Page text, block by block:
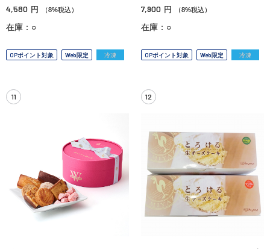
4,580 円 （8%税込）
在庫：○
OPポイント対象 Web限定 冷凍
7,900 円 （8%税込）
在庫：○
OPポイント対象 Web限定 冷凍
11 12